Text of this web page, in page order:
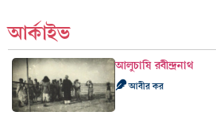
আর্কাইভ
আলুচাষি রবীন্দ্রনাথ
আবীর কর